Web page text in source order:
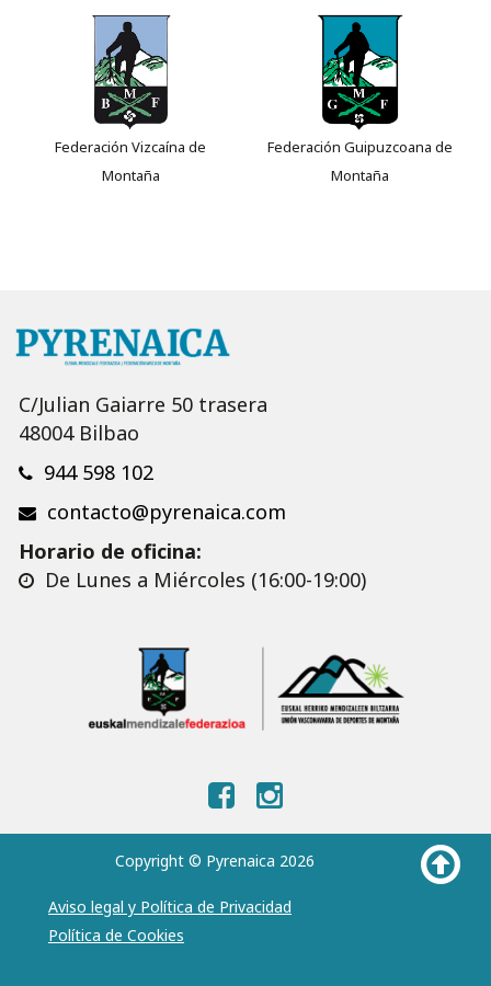
Federación Vizcaína de
Montaña
Federación Guipuzcoana de
Montaña
C/Julian Gaiarre 50 trasera
48004 Bilbao
944 598 102
contacto@pyrenaica.com
Horario de oficina:
De Lunes a Miércoles (16:00-19:00)
Copyright © Pyrenaica 2026
Aviso legal y Política de Privacidad
Política de Cookies